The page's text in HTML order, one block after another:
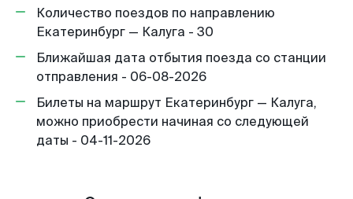
Количество поездов по направлению
Екатеринбург — Калуга - 30
Ближайшая дата отбытия поезда со станции
отправления - 06-08-2026
Билеты на маршрут Екатеринбург — Калуга,
можно приобрести начиная со следующей
даты - 04-11-2026